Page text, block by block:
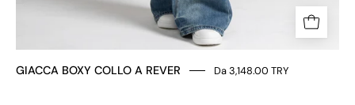
GIACCA BOXY COLLO A REVER Da 3,148.00 TRY